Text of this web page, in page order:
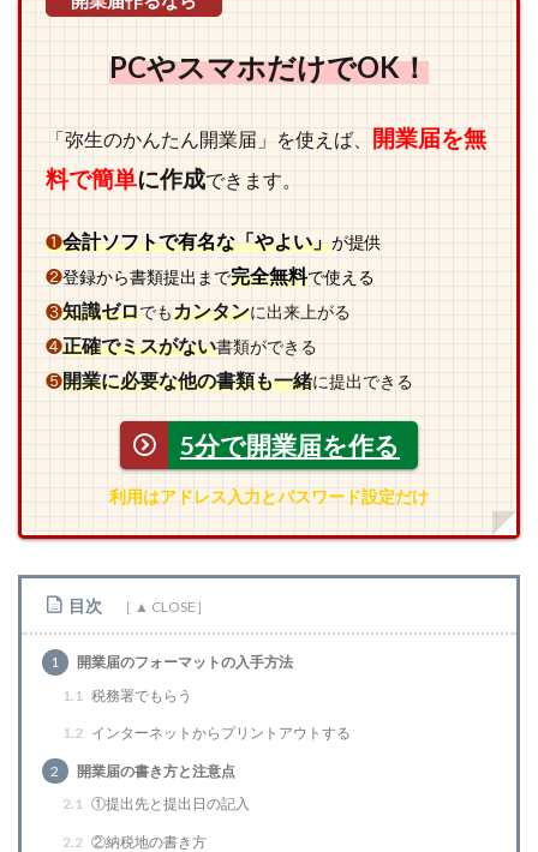
PCやスマホだけでOK！
「弥生のかんたん開業届」を使えば、開業届を無
料で簡単に作成できます。
❶会計ソフトで有名な「やよい」が提供
❷登録から書類提出まで完全無料で使える
❸知識ゼロでもカンタンに出来上がる
❹正確でミスがない書類ができる
❺開業に必要な他の書類も一緒に提出できる
5分で開業届を作る
利用はアドレス入力とパスワード設定だけ
目次
1
開業届のフォーマットの入手方法
1.1 税務署でもらう
1.2 インターネットからプリントアウトする
2
開業届の書き方と注意点
2.1 ①提出先と提出日の記入
2.2 ②納税地の書き方